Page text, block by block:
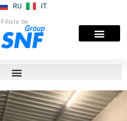
RU IT
Filiale de